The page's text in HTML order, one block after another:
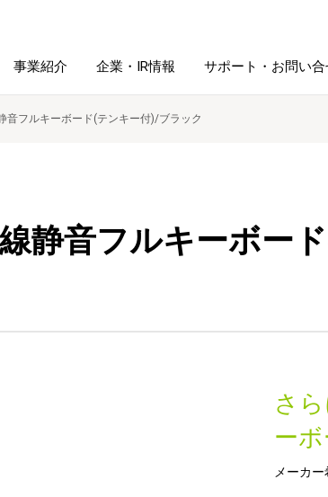
ホルダー用品
学校ソリューション
事業紹介 企業・IR情報
沿革
サポート・お問い合
音フルキーボード(テンキー付)/ブラック
静音フルキーボー
さ
ー
メーカー